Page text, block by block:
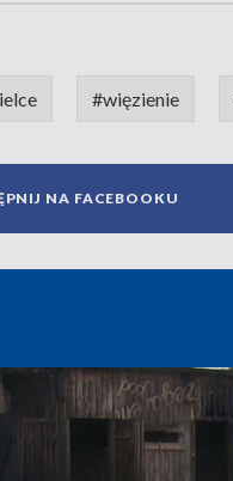
#więzienie
NA FACEBOOKU